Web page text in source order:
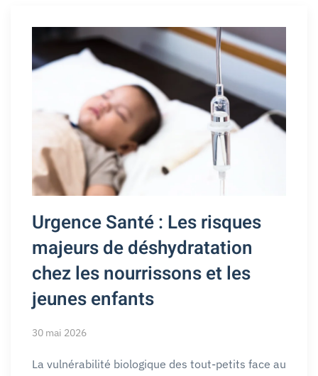
Urgence Santé : Les risques
majeurs de déshydratation
chez les nourrissons et les
jeunes enfants
30 mai 2026
La vulnérabilité biologique des tout-petits face au